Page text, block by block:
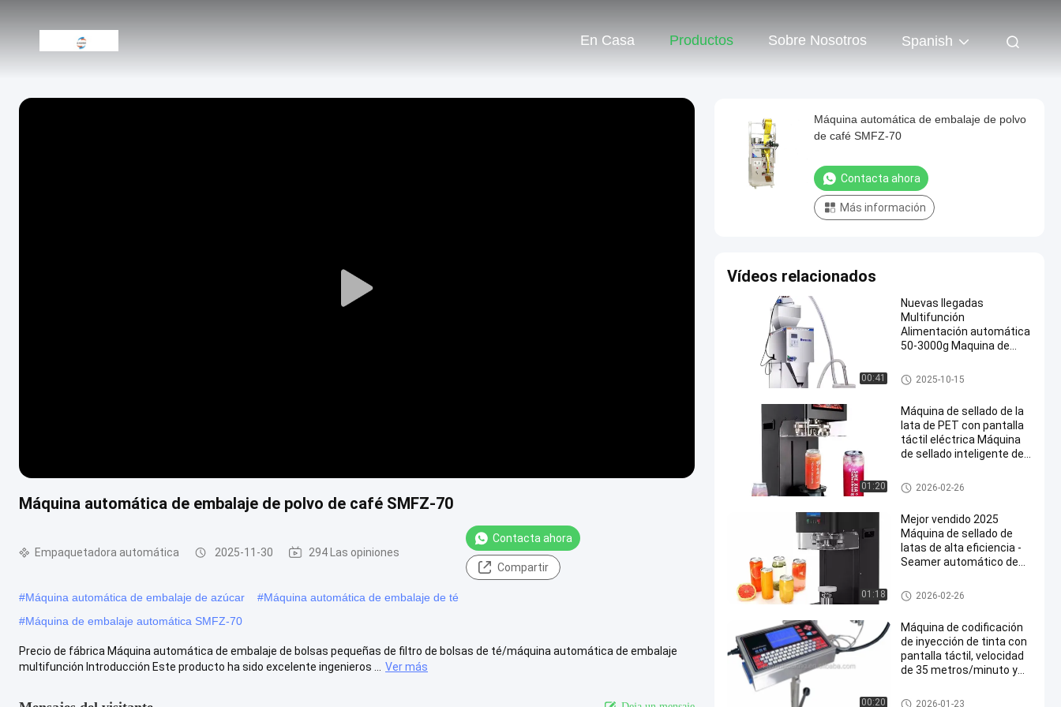
En Casa Productos Sobre Nosotros Spanish
Play
Máquina automática de embalaje de polvo de café SMFZ-70
Empaquetadora automática 2025-11-30 294 Las opiniones
Contacta ahora
Compartir
#Máquina automática de embalaje de azúcar #Máquina automática de embalaje de té
#Máquina de embalaje automática SMFZ-70
Precio de fábrica Máquina automática de embalaje de bolsas pequeñas de filtro de bolsas de té/máquina automática de embalaje
multifunción Introducción Este producto ha sido excelente ingenieros ...
Ver más
Máquina automática de embalaje de polvo
de café SMFZ-70
Contacta ahora
Más información
Vídeos relacionados
00:41
Nuevas llegadas
Multifunción
Alimentación automática
50-3000g Maquina de
Pesado y embalaje de
productos alimenticios
Empaquetadora automática
2025-10-15
01:20
Máquina de sellado de la
lata de PET con pantalla
táctil eléctrica Máquina
de sellado inteligente de
para la industria de
bebidas y alimentos
Empaquetadora automática
2026-02-26
01:18
Mejor vendido 2025
Máquina de sellado de
latas de alta eficiencia -
Seamer automático de
burbujas, jugos y
refrescos
Empaquetadora automática
2026-02-26
00:20
Máquina de codificación
de inyección de tinta con
pantalla táctil, velocidad
de 35 metros/minuto y
rotatorio de 180° para
Empaquetadora automática
2026-01-23